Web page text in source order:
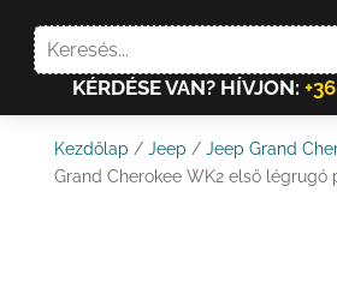
KÉRDÉSE VAN? HÍVJON:
Kezdőlap / Jeep / Jeep Grand
Grand Cherokee WK2 első légrugó